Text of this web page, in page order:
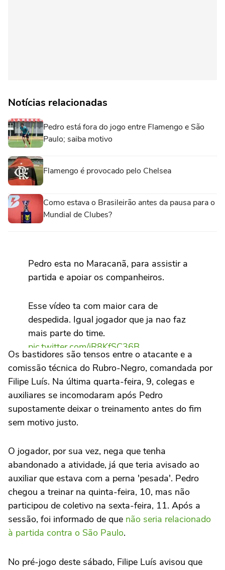
Notícias relacionadas
Pedro está fora do jogo entre Flamengo e São
Paulo; saiba motivo
Flamengo é provocado pelo Chelsea
Como estava o Brasileirão antes da pausa para o
Mundial de Clubes?
Pedro esta no Maracanã, para assistir a
partida e apoiar os companheiros.
Esse vídeo ta com maior cara de
despedida. Igual jogador que ja nao faz
mais parte do time.
pic.twitter.com/jR8KfSC36B
— Renan Fla (@RenanFlamengo)July 12,
2025
Os bastidores são tensos entre o atacante e a
comissão técnica do Rubro-Negro, comandada por
Filipe Luís. Na última quarta-feira, 9, colegas e
auxiliares se incomodaram após Pedro
supostamente deixar o treinamento antes do fim
sem motivo justo.
O jogador, por sua vez, nega que tenha
abandonado a atividade, já que teria avisado ao
auxiliar que estava com a perna 'pesada'. Pedro
chegou a treinar na quinta-feira, 10, mas não
participou de coletivo na sexta-feira, 11. Após a
sessão, foi informado de que não seria relacionado
à partida contra o São Paulo.
No pré-jogo deste sábado, Filipe Luís avisou que